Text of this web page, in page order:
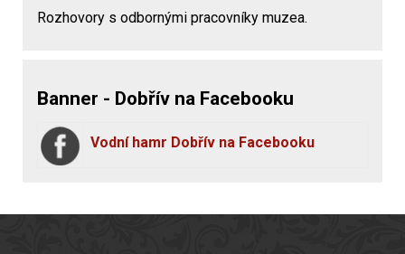
Rozhovory s odbornými pracovníky muzea.
Banner - Dobřív na Facebooku
Vodní hamr Dobřív na Facebooku